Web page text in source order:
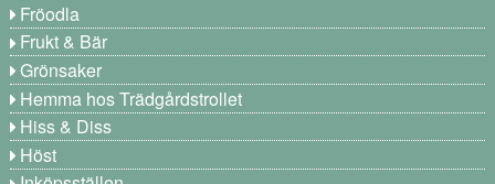
Fröodla
Frukt & Bär
Grönsaker
Hemma hos Trädgårdstrollet
Hiss & Diss
Höst